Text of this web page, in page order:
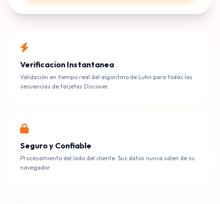
Verificacion Instantanea
Validación en tiempo real del algoritmo de Luhn para todas las
secuencias de tarjetas Discover.
Seguro y Confiable
Procesamiento del lado del cliente. Sus datos nunca salen de su
navegador.